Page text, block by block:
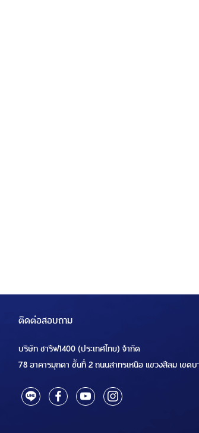
ติดต่อสอบถาม
บริษัท ชารีฟ1400 (ประเทศไทย) จำกัด
78 อาคารมุกดา ชั้นที่ 2 ถนนสาทรเหนือ แขวงสีลม เขต